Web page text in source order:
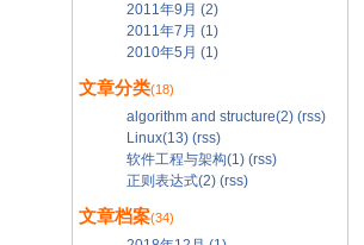
2011年9月 (2)
2011年7月 (1)
2010年5月 (1)
文章分类(18)
algorithm and structure(2) (rss)
Linux(13) (rss)
软件工程与架构(1) (rss)
正则表达式(2) (rss)
文章档案(34)